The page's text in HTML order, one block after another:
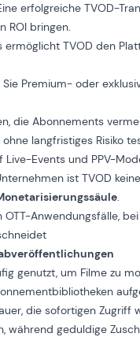
erfolgreiche TVOD-
ROI bringen.
ermöglicht TVOD den
Premium- oder
die Abonnements
langfristiges Risiko
Live-Events und PPV-
ist TVOD
.
OTT-Anwendungsfälle,
genutzt, um Filme zu
die sofortigen Zugriff
während geduldige